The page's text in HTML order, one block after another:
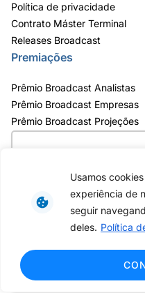
como você interage em
personalizar conteúdo.
concorda com o uso de
Ok,
Usamos
experiência de
seguir
deles. Política
Política de privacidade
Contrato Máster Terminal
Releases Broadcast
Premiações
Prêmio Broadcast Analistas
Prêmio Broadcast Empresas
Prêmio Broadcast Projeções
Av.
6º